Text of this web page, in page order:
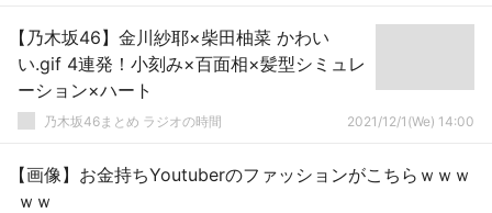
【乃木坂46】金川紗耶×柴田柚菜 かわい
い.gif 4連発！小刻み×百面相×髪型シミュレ
ーション×ハート
乃木坂46まとめ ラジオの時間 2021/12/1(We) 14:00
【画像】お金持ちYoutuberのファッションがこちらｗｗｗ
ｗｗ